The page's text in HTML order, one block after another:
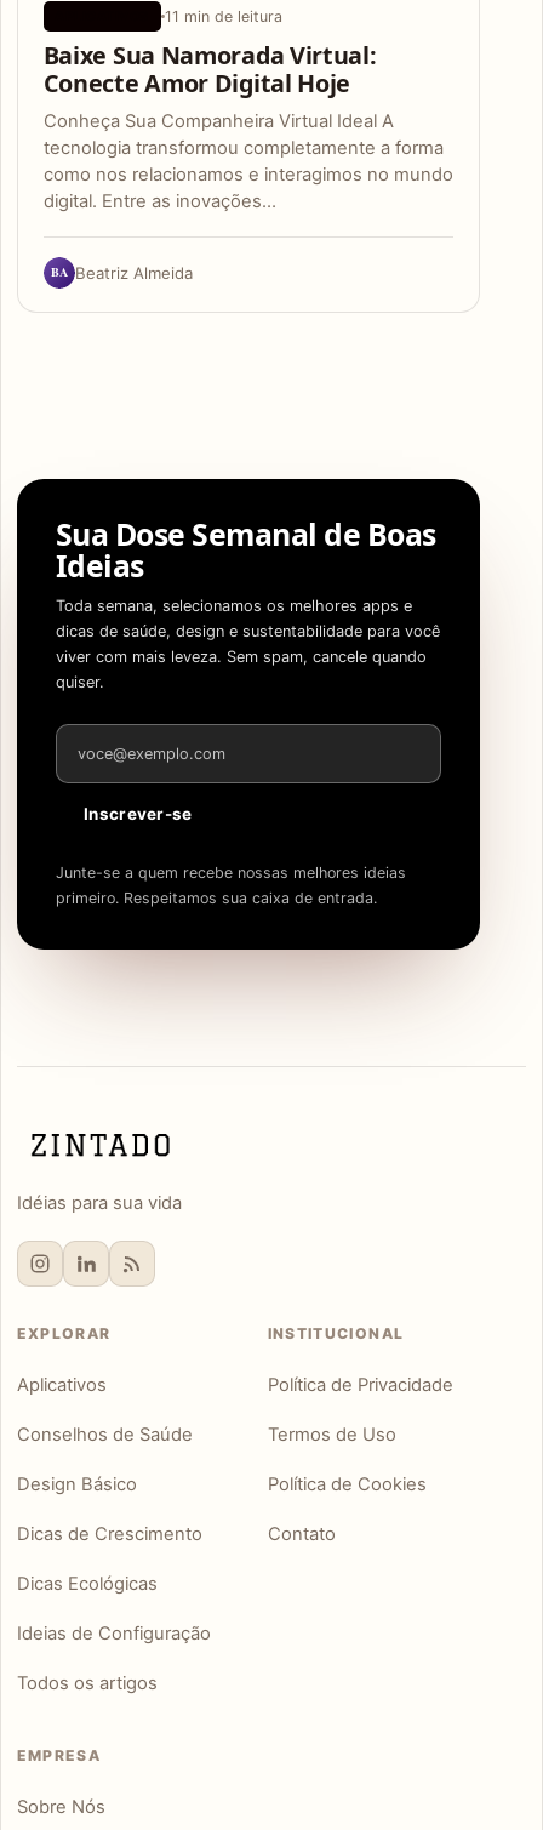
11 min de leitura
Baixe Sua Namorada Virtual:
Conecte Amor Digital Hoje
Conheça Sua Companheira Virtual Ideal A
tecnologia transformou completamente a forma
como nos relacionamos e interagimos no mundo
digital. Entre as inovações…
BA Beatriz Almeida
Sua Dose Semanal de Boas
Ideias
Toda semana, selecionamos os melhores apps e
dicas de saúde, design e sustentabilidade para você
viver com mais leveza. Sem spam, cancele quando
quiser.
Endereço de e-mail
Inscrever-se
Junte-se a quem recebe nossas melhores ideias
primeiro. Respeitamos sua caixa de entrada.
Idéias para sua vida
EXPLORAR
Aplicativos
Conselhos de Saúde
Design Básico
Dicas de Crescimento
Dicas Ecológicas
Ideias de Configuração
Todos os artigos
INSTITUCIONAL
Política de Privacidade
Termos de Uso
Política de Cookies
Contato
EMPRESA
Sobre Nós